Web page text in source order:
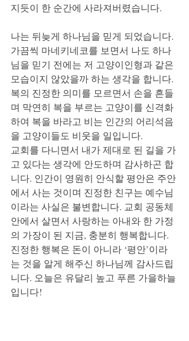
지듯이 한 순간에 사라져버렸습니다.
나는 뒤늦게 하나님을 믿게 되었습니다.
가끔씩 마네키네코를 보면서 나도 하나
님을 믿기 전에는 저 고양이인형과 같은
모습이지 않았을까 하는 생각을 합니다.
복의 진정한 의미를 모르면서 손을 흔들
며 막연히 복을 부르는 고양이를 신격화
하여 복을 바라고 비는 인간의 어리석음
을 고양이들도 비웃을 일입니다.
교회를 다니면서 내가 제대로 된 길을 가
고 있다는 생각에 안도하며 감사하곤 합
니다. 인간이 영원히 안식할 평안은 주안
에서 사는 것이며 진정한 친구는 예수님
이라는 사실은 불변합니다. 교회 공동체
안에서 살면서 사랑하는 아내와 한 가정
의 가장이 된 지금, 충분히 행복합니다.
진정한 행복은 돈이 아니라 ‘평안’이라
는 것을 알게 해주신 하나님께 감사드립
니다. 오늘은 유달리 높고 푸른 가을하늘
입니다!